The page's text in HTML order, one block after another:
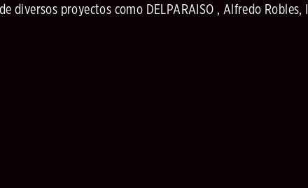
diversos proyectos como DELPARAISO , Alfredo Robles,